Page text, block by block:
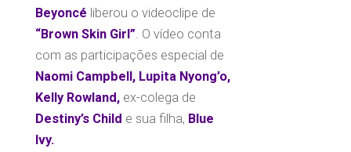
Beyoncé liberou o videoclipe de
“Brown Skin Girl”. O vídeo conta
com as participações especial de
Naomi Campbell, Lupita Nyong’o,
Kelly Rowland,ex-colega de
Destiny’s Child e sua filha, Blue
Ivy.